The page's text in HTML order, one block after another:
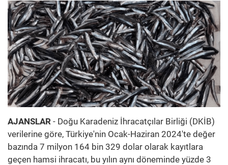
AJANSLAR - Doğu Karadeniz İhracatçılar Birliği (DKİB)
verilerine göre, Türkiye'nin Ocak-Haziran 2024'te değer
bazında 7 milyon 164 bin 329 dolar olarak kayıtlara
geçen hamsi ihracatı, bu yılın aynı döneminde yüzde 3